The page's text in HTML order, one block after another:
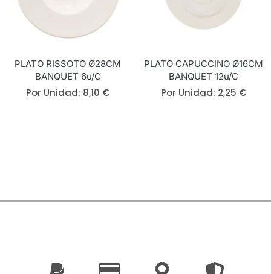
PLATO RISSOTO Ø28CM
BANQUET 6u/c
Por Unidad: 8,10 €
PLATO CAPUCCINO Ø16CM
BANQUET 12u/c
Por Unidad: 2,25 €